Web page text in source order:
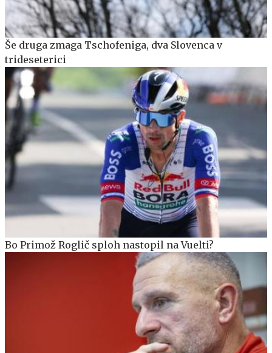
Še druga zmaga Tschofeniga, dva Slovenca v
trideseterici
Bo Primož Roglič sploh nastopil na Vuelti?